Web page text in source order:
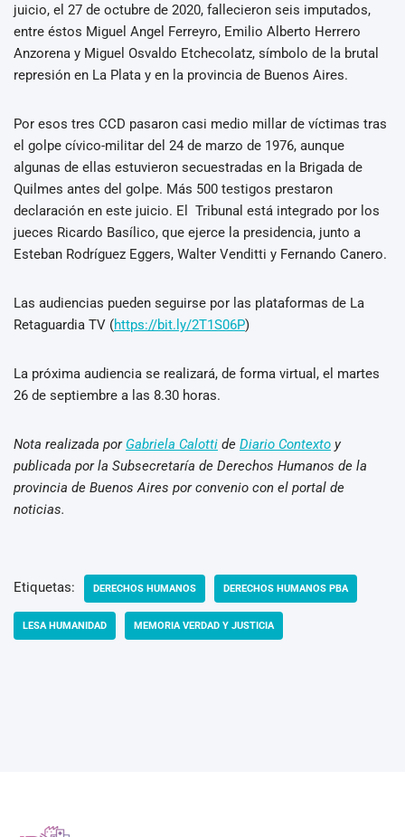
juicio, el 27 de octubre de 2020, fallecieron seis imputados,
entre éstos Miguel Angel Ferreyro, Emilio Alberto Herrero
Anzorena y Miguel Osvaldo Etchecolatz, símbolo de la brutal
represión en La Plata y en la provincia de Buenos Aires.
Por esos tres CCD pasaron casi medio millar de víctimas tras
el golpe cívico-militar del 24 de marzo de 1976, aunque
algunas de ellas estuvieron secuestradas en la Brigada de
Quilmes antes del golpe. Más 500 testigos prestaron
declaración en este juicio. El Tribunal está integrado por los
jueces Ricardo Basílico, que ejerce la presidencia, junto a
Esteban Rodríguez Eggers, Walter Venditti y Fernando Canero.
Las audiencias pueden seguirse por las plataformas de La
Retaguardia TV (https://bit.ly/2T1S06P)
La próxima audiencia se realizará, de forma virtual, el martes
26 de septiembre a las 8.30 horas.
Nota realizada por Gabriela Calotti de Diario Contexto y
publicada por la Subsecretaría de Derechos Humanos de la
provincia de Buenos Aires por convenio con el portal de
noticias.
Etiquetas: DERECHOS HUMANOS DERECHOS HUMANOS PBA
LESA HUMANIDAD MEMORIA VERDAD Y JUSTICIA